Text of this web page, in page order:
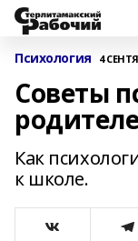
Психология 4
Советы
Как
к школе.